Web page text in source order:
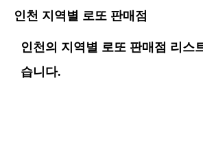
인천 지역별 로또 판매점
인천의 지역별 로또 판매점 리스
습니다.